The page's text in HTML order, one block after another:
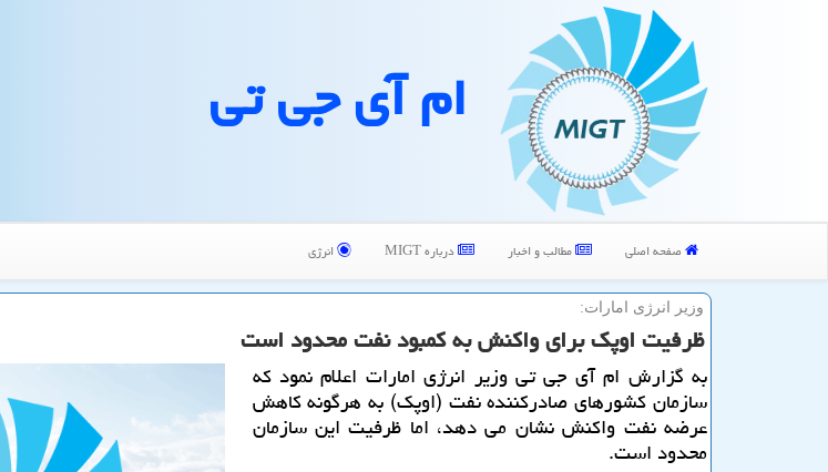
ام آی جی تی
صفحه اصلی مطالب و اخبار درباره MIGT انرژی
وزیر انرژی امارات:
ظرفیت اوپك برای واكنش به كمبود نفت محدود است
به گزارش ام آی جی تی وزیر انرژی امارات اعلام نمود كه
سازمان كشورهای صادركننده نفت (اوپك) به هرگونه كاهش
عرضه نفت واكنش نشان می دهد، اما ظرفیت این سازمان
محدود است.